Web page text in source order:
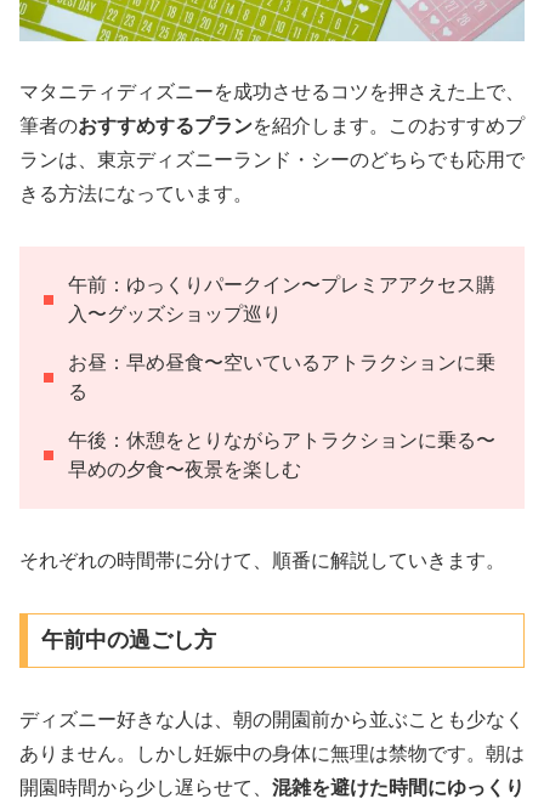
マタニティディズニーを成功させるコツを押さえた上で、
筆者のおすすめするプランを紹介します。このおすすめプ
ランは、東京ディズニーランド・シーのどちらでも応用で
きる方法になっています。
午前：ゆっくりパークイン〜プレミアアクセス購
入〜グッズショップ巡り
お昼：早め昼食〜空いているアトラクションに乗
る
午後：休憩をとりながらアトラクションに乗る〜
早めの夕食〜夜景を楽しむ
それぞれの時間帯に分けて、順番に解説していきます。
午前中の過ごし方
ディズニー好きな人は、朝の開園前から並ぶことも少なく
ありません。しかし妊娠中の身体に無理は禁物です。朝は
開園時間から少し遅らせて、 混雑を避けた時間にゆっくり